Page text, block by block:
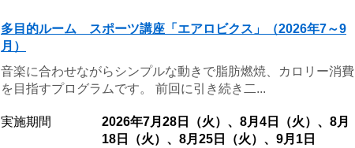
多目的ルーム スポーツ講座「エアロビクス」（2026年7～9
月）
音楽に合わせながらシンプルな動きで脂肪燃焼、カロリー消費
を目指すプログラムです。 前回に引き続き二...
実施期間
2026年7月28日（火）、8月4日（火）、8月
18日（火）、8月25日（火）、9月1日